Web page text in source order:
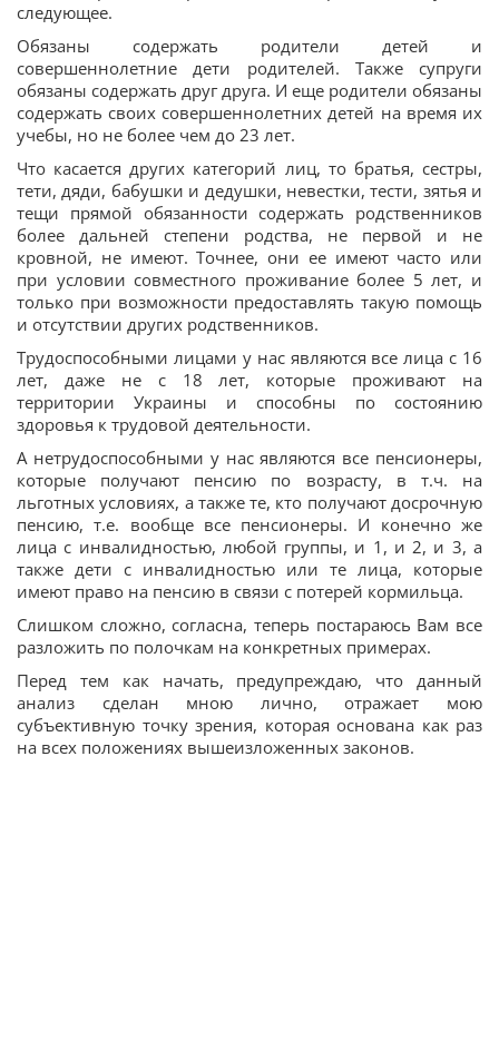
следующее.
Обязаны содержать родители детей и
совершеннолетние дети родителей. Также супруги
обязаны содержать друг друга. И еще родители обязаны
содержать своих совершеннолетних детей на время их
учебы, но не более чем до 23 лет.
Что касается других категорий лиц, то братья, сестры,
тети, дяди, бабушки и дедушки, невестки, тести, зятья и
тещи прямой обязанности содержать родственников
более дальней степени родства, не первой и не
кровной, не имеют. Точнее, они ее имеют часто или
при условии совместного проживание более 5 лет, и
только при возможности предоставлять такую помощь
и отсутствии других родственников.
Трудоспособными лицами у нас являются все лица с 16
лет, даже не с 18 лет, которые проживают на
территории Украины и способны по состоянию
здоровья к трудовой деятельности.
А нетрудоспособными у нас являются все пенсионеры,
которые получают пенсию по возрасту, в т.ч. на
льготных условиях, а также те, кто получают досрочную
пенсию, т.е. вообще все пенсионеры. И конечно же
лица с инвалидностью, любой группы, и 1, и 2, и 3, а
также дети с инвалидностью или те лица, которые
имеют право на пенсию в связи с потерей кормильца.
Слишком сложно, согласна, теперь постараюсь Вам все
разложить по полочкам на конкретных примерах.
Перед тем как начать, предупреждаю, что данный
анализ сделан мною лично, отражает мою
субъективную точку зрения, которая основана как раз
на всех положениях вышеизложенных законов.